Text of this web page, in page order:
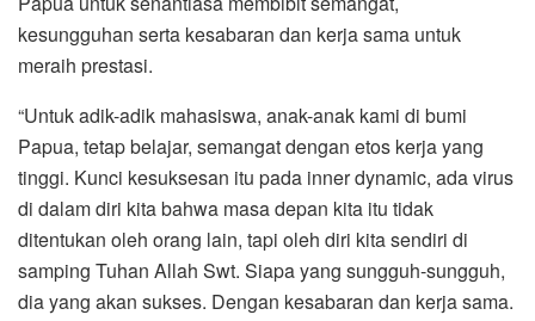
kesungguhan serta kesabaran dan kerja sama untuk
meraih prestasi.
“Untuk adik-adik mahasiswa, anak-anak kami di bumi
Papua, tetap belajar, semangat dengan etos kerja yang
tinggi. Kunci kesuksesan itu pada inner dynamic, ada virus
di dalam diri kita bahwa masa depan kita itu tidak
ditentukan oleh orang lain, tapi oleh diri kita sendiri di
samping Tuhan Allah Swt. Siapa yang sungguh-sungguh,
dia yang akan sukses. Dengan kesabaran dan kerja sama.